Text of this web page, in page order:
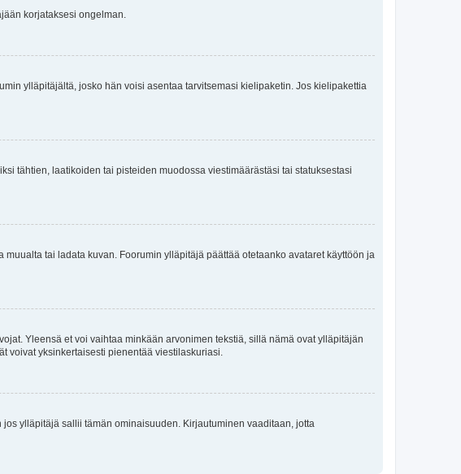
korjataksesi ongelman.
ylläpitäjältä, josko hän voisi asentaa tarvitsemasi kielipaketin. Jos kielipakettia
tähtien, laatikoiden tai pisteiden muodossa viestimäärästäsi tai statuksestasi
tai ladata kuvan. Foorumin ylläpitäjä päättää otetaanko avataret käyttöön ja
Yleensä et voi vaihtaa minkään arvonimen tekstiä, sillä nämä ovat ylläpitäjän
voivat yksinkertaisesti pienentää viestilaskuriasi.
ylläpitäjä sallii tämän ominaisuuden. Kirjautuminen vaaditaan, jotta